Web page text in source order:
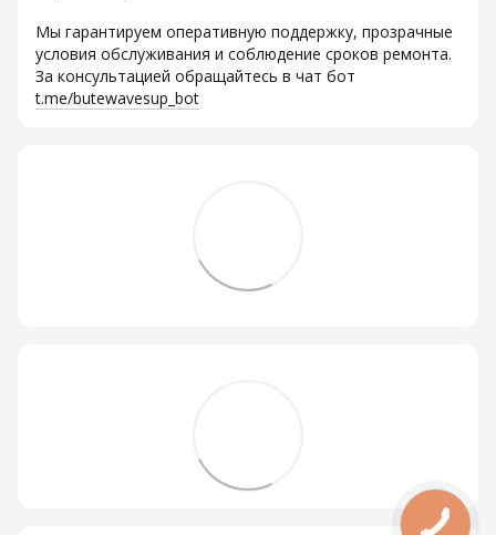
Мы гарантируем оперативную поддержку, прозрачные
условия обслуживания и соблюдение сроков ремонта.
За консультацией обращайтесь в чат бот
t.me/butewavesup_bot